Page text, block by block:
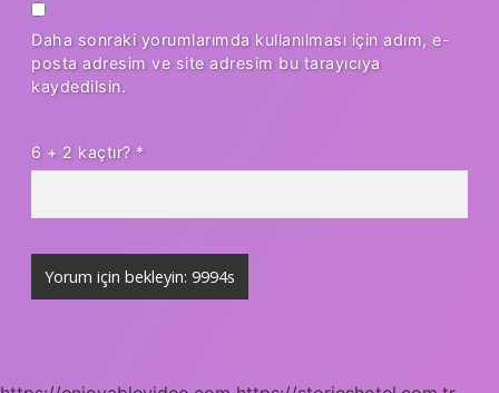
Daha sonraki yorumlarımda kullanılması için adım, e-
posta adresim ve site adresim bu tarayıcıya
kaydedilsin.
6 + 2 kaçtır? *